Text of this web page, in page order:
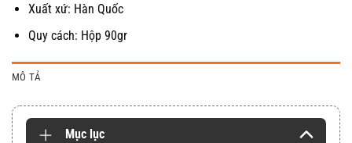
Xuất xứ: Hàn Quốc
Quy cách: Hộp 90gr
MÔ TẢ
Mục lục